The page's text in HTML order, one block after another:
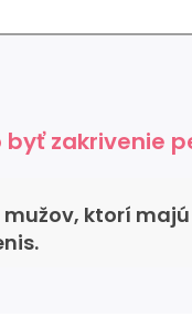
zakrivenie
ktorí